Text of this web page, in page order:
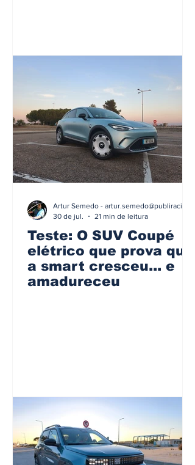
Teste: O SUV Coupé
elétrico que prova que
a smart cresceu... e
amadureceu
30 de jul.
21 min de leitura